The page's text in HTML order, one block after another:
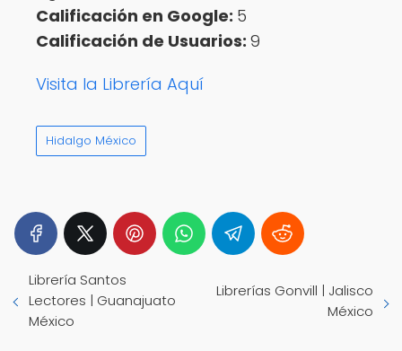
Calificación en Google: 5
Calificación de Usuarios: 9
Visita la Librería Aquí
Hidalgo México
Librería Santos
Lectores | Guanajuato
México
Librerías Gonvill | Jalisco
México